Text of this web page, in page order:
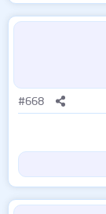
🏆 رابط
═
═
══
#668